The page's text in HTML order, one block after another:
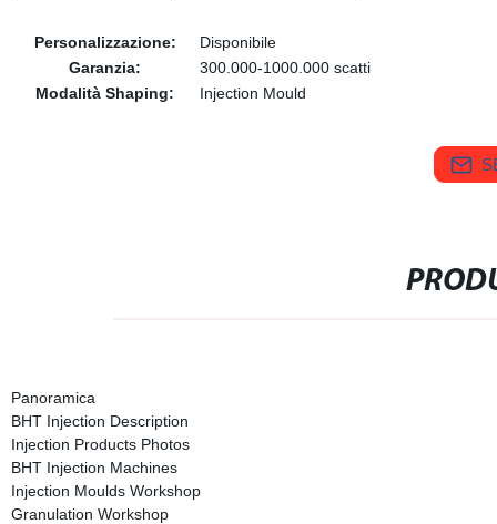
Personalizzazione:
Disponibile
Garanzia:
300.000-1000.000 scatti
Modalità Shaping:
Injection Mould
Panoramica
BHT Injection Description
Injection Products Photos
BHT Injection Machines
Injection Moulds Workshop
Granulation Workshop